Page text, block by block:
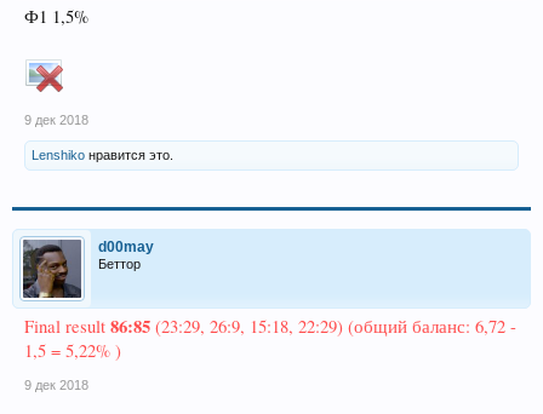
Ф1 1,5%
9 дек 2018
Lenshiko нравится это.
d00may
Беттор
Final result 86:85 (23:29, 26:9, 15:18, 22:29) (общий баланс: 6,72 -
1,5 = 5,22% )
9 дек 2018